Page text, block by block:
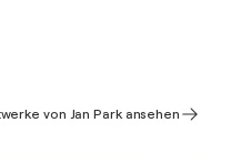
von Jan Park ansehen